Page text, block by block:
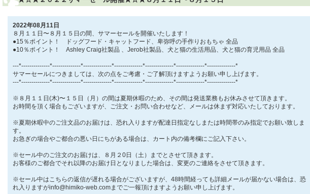
2022年08月11日
８月１１日〜８月１５日の間、サマーセールを開催いたします！
●15％ポイント！ ドッグフード・キャットフード、卑弥呼の手作りおもちゃ 全品
●10％ポイント！ Ashley Craig社製品 、Jerob社製品、犬と猫の生活用品、犬と猫の育児用品 全品
---*--------------*--------------*--------------*--------------*--------------*--------------*--------------*
サマーセールにつきましては、次の点をご考慮・ご了解頂けますようお願い申し上げます。
---*--------------*--------------*--------------*--------------*--------------*--------------*--------------*
※８月１１日(木)〜１５日（月）の間は夏期休暇のため、その間は発送業務もお休みさせて頂きます。
お時間を頂く場合もございますが、ご注文・お問い合わせなど、メールは休まず対応いたしております。
※夏期休暇中のご注文品のお届けは、恐れ入りますが配達日指定なしまたは時間帯のみ指定でお願い致しま
す。
お急ぎの場合やご都合の悪い日にちがある場合は、カート内の備考欄にご記入下さい。
※セール中のご注文のお届けは、８月２0日（土）までとさせて頂きます。
お客様のご都合でそれ以降のお届け日となりました場合は、変更のご連絡をさせて頂きます。
※セール中はこちらの返信が遅れる場合がございますが、48時間経っても詳細メールが届かない場合は、恐
れ入りますがinfo@himiko-web.comまでご一報頂けますようお願い申し上げます。